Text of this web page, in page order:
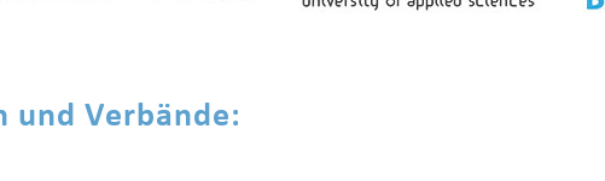
und Verbände: